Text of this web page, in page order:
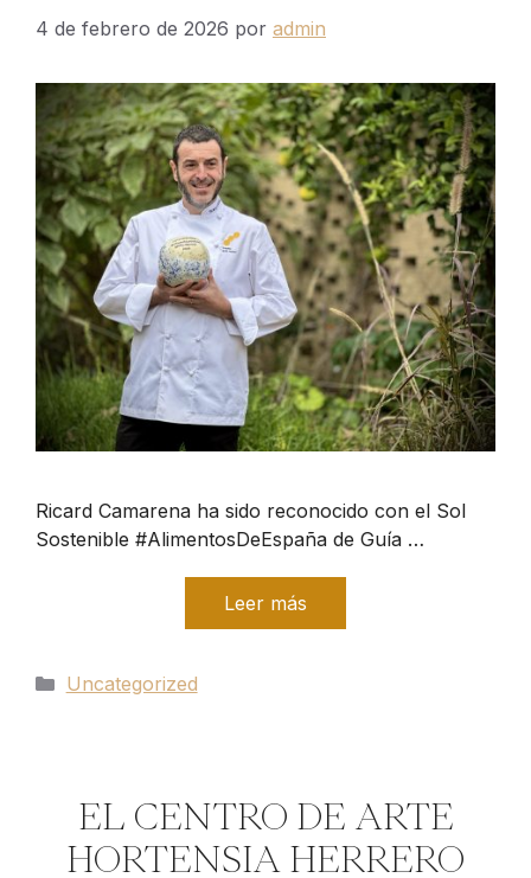
4 de febrero de 2026 por admin
Ricard Camarena ha sido reconocido con el Sol
Sostenible #AlimentosDeEspaña de Guía …
Leer más
Categorías
Uncategorized
EL CENTRO DE ARTE
HORTENSIA HERRERO